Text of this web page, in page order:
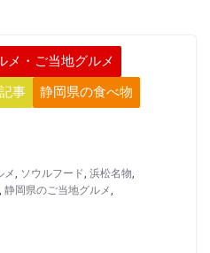
メ・ご当地グルメ
事 静岡県の食べ物
メ, ソウルフード, 浜松名物,
, 静岡県のご当地グルメ,